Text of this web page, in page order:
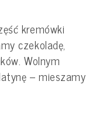
kremówki
czekoladę,
Wolnym
– mieszamy